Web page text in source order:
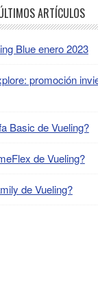
ARTÍCULOS
Blue enero 2023
promoción
Basic de Vueling?
de Vueling?
de Vueling?